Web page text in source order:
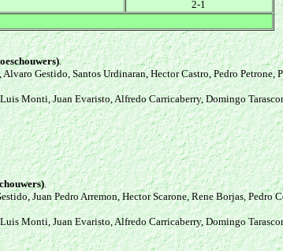
2-1
.
Gestido, Santos Urdinaran, Hector Castro, Pedro Petrone,
Monti, Juan Evaristo, Alfredo Carricaberry, Domingo
.
Juan Pedro Arremon, Hector Scarone, Rene Borjas, Pedro
Monti, Juan Evaristo, Alfredo Carricaberry, Domingo